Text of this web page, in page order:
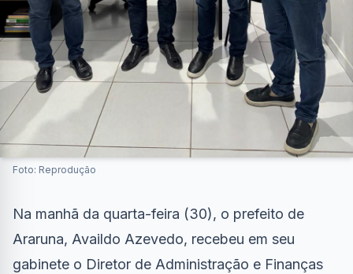
Foto: Reprodução
Na manhã da quarta-feira (30), o prefeito de
Araruna, Availdo Azevedo, recebeu em seu
gabinete o Diretor de Administração e Finanças